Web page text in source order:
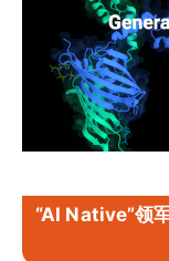
“AI Native”领